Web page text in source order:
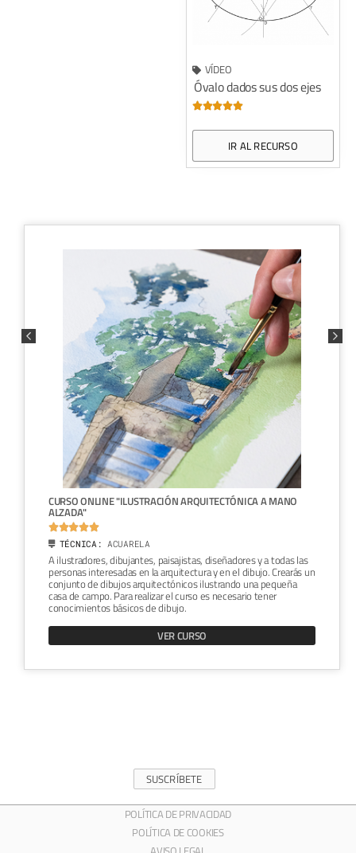
VÍDEO
Óvalo dados sus dos ejes

IR AL RECURSO
CURSO ONLINE "ILUSTRACIÓN ARQUITECTÓNICA A MANO
ALZADA"

TÉCNICA: ACUARELA
A ilustradores, dibujantes, paisajistas, diseñadores y a todas las
personas interesadas en la arquitectura y en el dibujo. Crearás un
conjunto de dibujos arquitectónicos ilustrando una pequeña
casa de campo. Para realizar el curso es necesario tener
conocimientos básicos de dibujo.
VER CURSO
SUSCRÍBETE
POLÍTICA DE PRIVACIDAD
POLÍTICA DE COOKIES